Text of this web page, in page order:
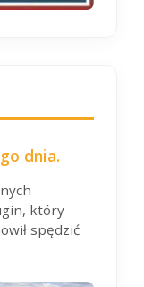
dnia.
który
spędzić